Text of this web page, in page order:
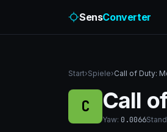
SensConverter
Start›Spiele›Call of Duty:
C Call
Yaw: 0.0066